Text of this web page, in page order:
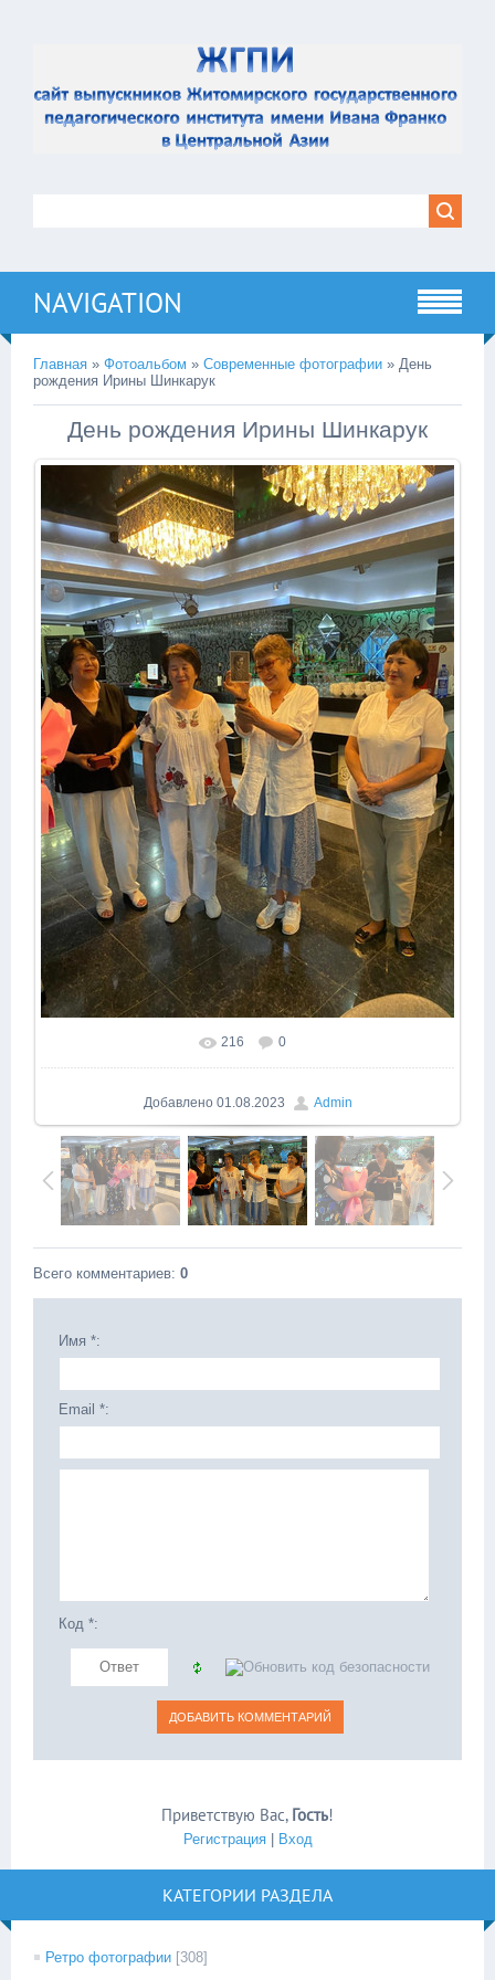
NAVIGATION
Главная » Фотоальбом » Современные фотографии » День
рождения Ирины Шинкарук
День рождения Ирины Шинкарук
216 0
Добавлено 01.08.2023 Admin
Всего комментариев: 0
Имя *:
Email *:
Код *:
Приветствую Вас, Гость!
Регистрация| Вход
КАТЕГОРИИ РАЗДЕЛА
Ретро фотографии [308]